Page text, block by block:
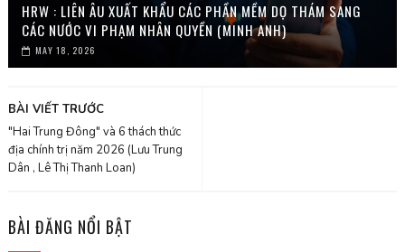
HRW : LIÊN ÂU XUẤT KHẨU CÁC PHẦN MỀM DỌ THÁM SANG
CÁC NƯỚC VI PHẠM NHÂN QUYỀN (MINH ANH)
MAY 18, 2026
BÀI VIẾT TRƯỚC
"Hai Trung Đông" và 6 thách thức
địa chính trị năm 2026 (Lưu Trung
Dân , Lê Thị Thanh Loan)
BÀI ĐĂNG NỔI BẬT